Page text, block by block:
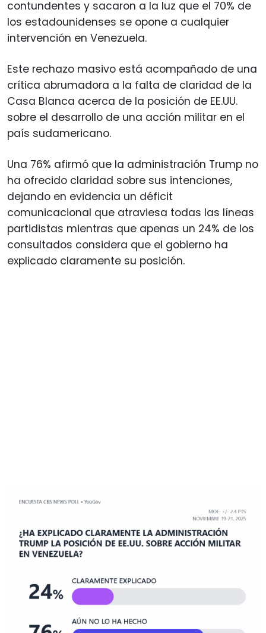
contundentes y sacaron a la luz que el 70% de
los estadounidenses se opone a cualquier
intervención en Venezuela.
Este rechazo masivo está acompañado de una
crítica abrumadora a la falta de claridad de la
Casa Blanca acerca de la posición de EE.UU.
sobre el desarrollo de una acción militar en el
país sudamericano.
Una 76% afirmó que la administración Trump no
ha ofrecido claridad sobre sus intenciones,
dejando en evidencia un déficit
comunicacional que atraviesa todas las líneas
partidistas mientras que apenas un 24% de los
consultados considera que el gobierno ha
explicado claramente su posición.